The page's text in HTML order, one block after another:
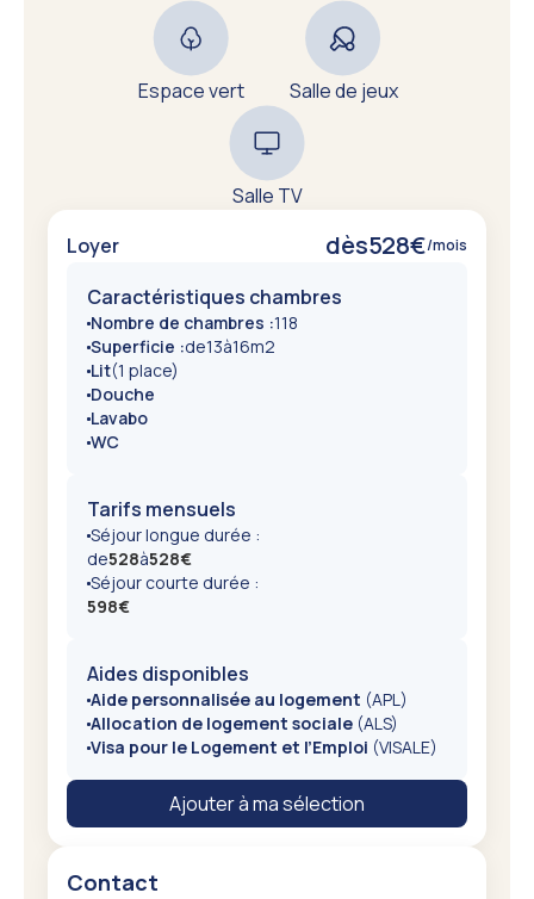
Espace vert Salle de jeux
Salle TV
Loyer dès528€/mois
Caractéristiques chambres
Nombre de chambres :118
Superficie :de13à16m2
Lit(1 place)
Douche
Lavabo
WC
Tarifs mensuels
Séjour longue durée :
de528à528€
Séjour courte durée :
598€
Aides disponibles
Aide personnalisée au logement (APL)
Allocation de logement sociale (ALS)
Visa pour le Logement et l’Emploi (VISALE)
Ajouter à ma sélection
Contact